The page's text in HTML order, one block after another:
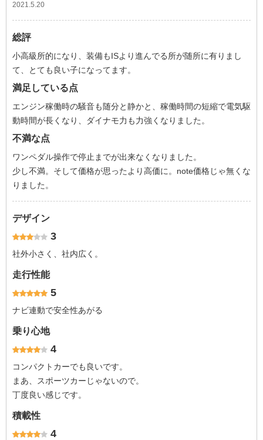
2021.5.20
総評
小高級所的になり、装備もISより進んでる所が随所に有りまし
て、とても良い子になってます。
満足している点
エンジン稼働時の騒音も随分と静かと、稼働時間の短縮で電気駆
動時間が長くなり、ダイナモ力も力強くなりました。
不満な点
ワンペダル操作で停止までが出来なくなりました。
少し不満。そして価格が思ったより高価に。note価格じゃ無くな
りました。
デザイン
3
社外小さく、社内広く。
走行性能
5
ナビ連動で安全性あがる
乗り心地
4
コンパクトカーでも良いです。
まあ、スポーツカーじゃないので。
丁度良い感じです。
積載性
4